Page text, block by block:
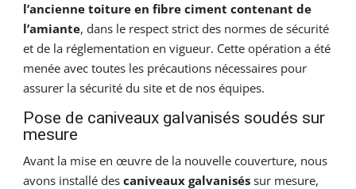
l’ancienne toiture en fibre ciment contenant de
l’amiante, dans le respect strict des normes de sécurité
et de la réglementation en vigueur. Cette opération a été
menée avec toutes les précautions nécessaires pour
assurer la sécurité du site et de nos équipes.
Pose de caniveaux galvanisés soudés sur
mesure
Avant la mise en œuvre de la nouvelle couverture, nous
avons installé descaniveaux galvanisés sur mesure,